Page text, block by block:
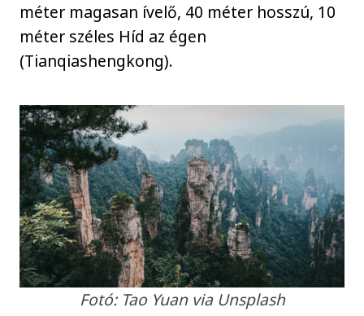
méter magasan ívelő, 40 méter hosszú, 10
méter széles Híd az égen
(Tianqiashengkong).
Fotó: Tao Yuan via Unsplash